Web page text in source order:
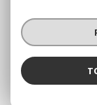
© 2026 | Tous